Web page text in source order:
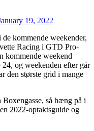
19, 2022
kommende weekender,
Racing i GTD Pro-
kommende weekend
og weekenden efter går
den største grid i mange
så hæng på i
2022-optaktsguide og